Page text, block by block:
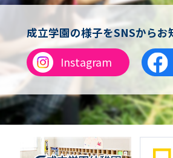
成立学園の様子をSNSからお
Instagram